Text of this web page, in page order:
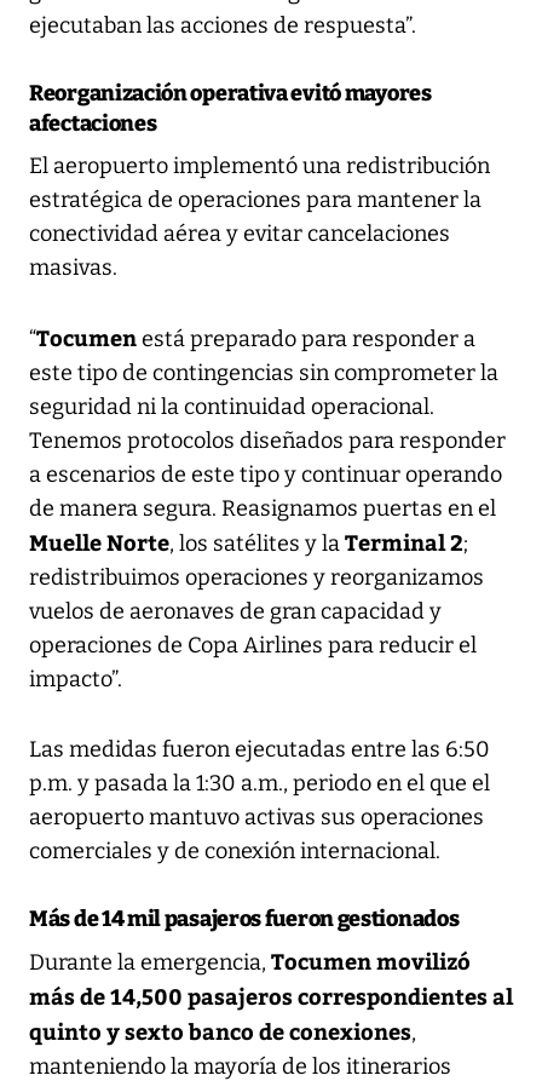
ejecutaban las acciones de respuesta”.
Reorganización operativa evitó mayores
afectaciones
El aeropuerto implementó una redistribución
estratégica de operaciones para mantener la
conectividad aérea y evitar cancelaciones
masivas.
“Tocumenestá preparado para responder a
este tipo de contingencias sin comprometer la
seguridad ni la continuidad operacional.
Tenemos protocolos diseñados para responder
a escenarios de este tipo y continuar operando
de manera segura. Reasignamos puertas en el
Muelle Norte, los satélites y laTerminal 2;
redistribuimos operaciones y reorganizamos
vuelos de aeronaves de gran capacidad y
operaciones de Copa Airlines para reducir el
impacto”.
Las medidas fueron ejecutadas entre las 6:50
p.m. y pasada la 1:30 a.m., periodo en el que el
aeropuerto mantuvo activas sus operaciones
comerciales y de conexión internacional.
Más de 14 mil pasajeros fueron gestionados
Durante la emergencia, Tocumen movilizó
más de 14,500 pasajeros correspondientes al
quinto y sexto banco de conexiones,
manteniendo la mayoría de los itinerarios